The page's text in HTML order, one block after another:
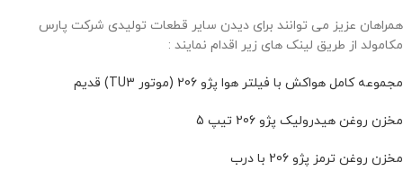
همراهان عزیز می توانند برای دیدن سایر قطعات تولیدی شرکت پارس
مکامولد از طریق لینک های زیر اقدام نمایند :
مجموعه کامل هواکش با فیلتر هوا پژو 206 (موتور TU3) قدیم
مخزن روغن هیدرولیک پژو 206 تیپ 5
مخزن روغن ترمز پژو 206 با درب